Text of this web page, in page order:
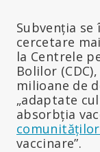
Subvenția
cercetare
la Centrele
Bolilor
milioane de
„adaptate
absorbția
vaccinare”.